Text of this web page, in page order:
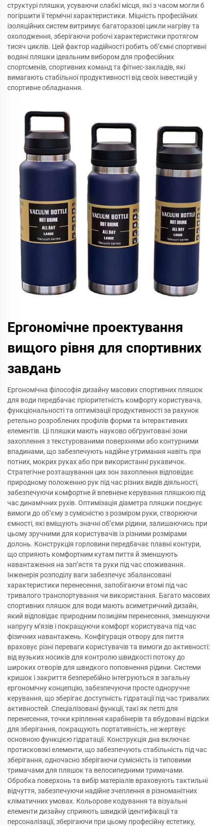
структурі пляшки, усуваючи слабкі місця, які з часом могли б
погіршити її термічні характеристики. Міцність професійних
ізоляційних систем витримує багаторазові цикли нагріву та
охолодження, зберігаючи робочі характеристики протягом
тисяч циклів. Цей фактор надійності робить об’ємні спортивні
водяні пляшки ідеальним вибором для професійних
спортсменів, спортивних команд та фітнес-закладів, які
вимагають стабільної продуктивності від своїх інвестицій у
спортивне обладнання.
Ергономічне проектування
вищого рівня для спортивних
завдань
Ергономічна філософія дизайну масових спортивних пляшок
для води передбачає пріоритетність комфорту користувача,
функціональності та оптимізації продуктивності за рахунок
ретельно розроблених профілів форми та інтерактивних
елементів. Ці пляшки мають науково обґрунтовані зони
захоплення з текстурованими поверхнями або контурними
впадинами, що забезпечують надійне утримання навіть при
потних, мокрих руках або при використанні рукавичок.
Стратегічне розташування цих зон захоплення відповідає
природному положенню рук під час різних видів діяльності,
забезпечуючи комфортне й впевнене керування пляшкою під
час динамічних рухів. Оптимізація діаметра пляшки поєднує
вимоги до об’єму з сумісністю з розміром руки, створюючи
ємності, які вміщують значні об’єми рідини, залишаючись при
цьому зручними для користувачів із різними розмірами
долонь. Конструкція горловини передбачає плавні контури,
що сприяють комфортним кутам пиття й зменшують
навантаження на зап’ястя та руки під час споживання.
Інженерія розподілу ваги забезпечує збалансовані
характеристики перенесення, запобігаючи втомі під час
тривалого транспортування чи використання. Багато масових
спортивних пляшок для води мають асиметричний дизайн,
який відповідає природним позиціям перенесення, зменшуючи
напругу м’язів і покращуючи комфорт користувача під час
фізичних навантажень. Конфігурація отвору для пиття
враховує різні переваги користувачів та вимоги до активності:
від вузьких носиків для контролю швидкості потоку до
широких отворів для швидкого поповнення рідини. Системи
кришок і закриття безперебійно інтегруються в загальну
ергономічну концепцію, забезпечуючи просте одноручне
керування, що зберігає доступність гідратації під час тривалих
активностей. Спеціалізовані функції, такі як петлі для
перенесення, точки кріплення карабінерів та вбудовані відсіки
для зберігання, покращують портативність, не жертвує
основною функцією гідратації. Конструкція дна включає
протисковзкі елементи, що забезпечують стабільність під час
зберігання, одночасно зберігаючи сумісність із типовими
тримачами для пляшок та велосипедними тримачами.
Обробка поверхонь та вибір матеріалів враховують тактильні
відчуття, забезпечуючи надійне зчеплення в різноманітних
кліматичних умовах. Кольорове кодування та візуальні
елементи дизайну сприяють швидкій ідентифікації та
персоналізації, зберігаючи при цьому професійну естетику,